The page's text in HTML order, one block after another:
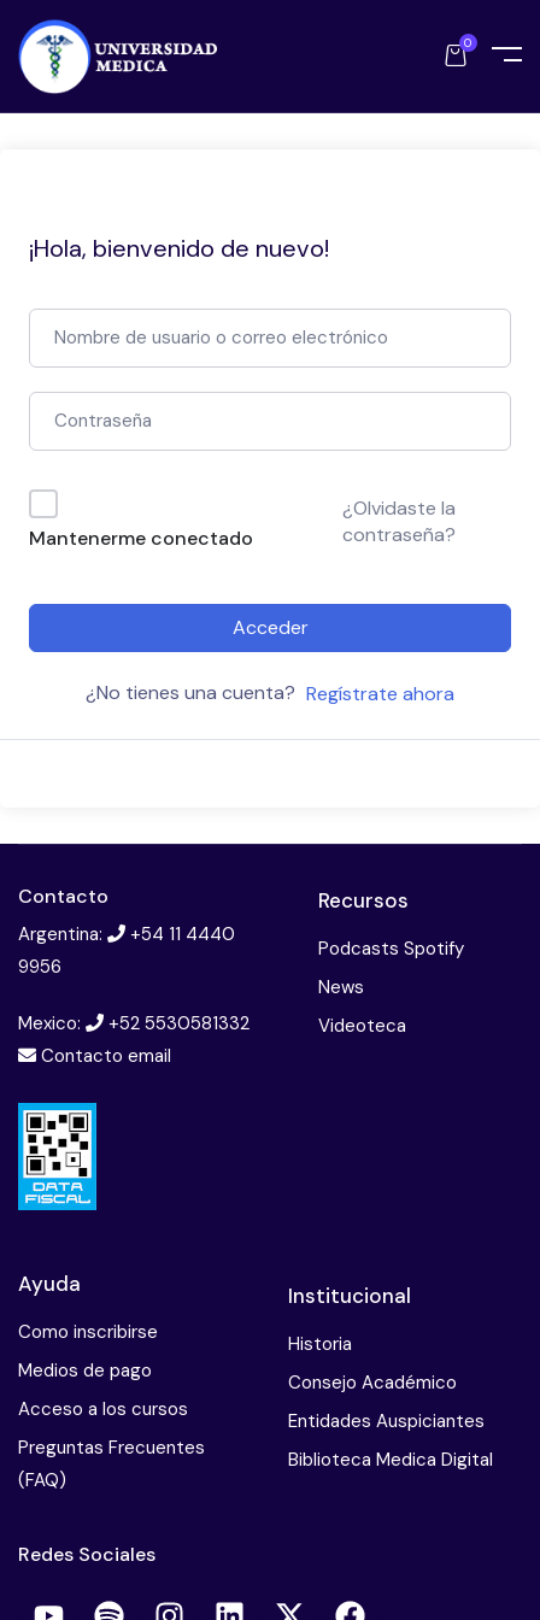
0
¡Hola, bienvenido de nuevo!
Mantenerme conectado
¿Olvidaste la
contraseña?
Acceder
¿No tienes una cuenta? Regístrate ahora
Contacto
Argentina:
+54 11 4440
9956
Mexico:
+52 5530581332
Contacto email
Recursos
Podcasts Spotify
News
Videoteca
Ayuda
Como inscribirse
Medios de pago
Acceso a los cursos
Preguntas Frecuentes
(FAQ)
Institucional
Historia
Consejo Académico
Entidades Auspiciantes
Biblioteca Medica Digital
Redes Sociales